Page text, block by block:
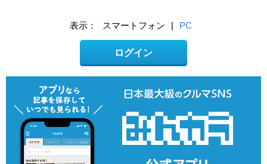
表示： スマートフォン | PC
ログイン